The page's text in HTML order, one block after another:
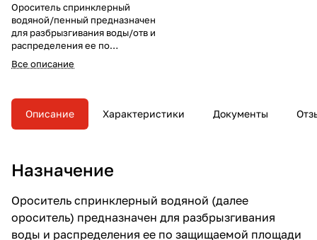
Ороситель спринклерный
водяной/пенный предназначен
для разбрызгивания воды/отв и
распределения ее по
защищаемой площади с целью
тушения очагов пожара или их
создания водяных завес в
автоматических установках
пожаротушения.
Все описание
Описание Характеристики Документы
Назначение
Ороситель спринклерный водяной (далее
ороситель) предназначен для разбрызгивания
воды и распределения ее по защищаемой площади